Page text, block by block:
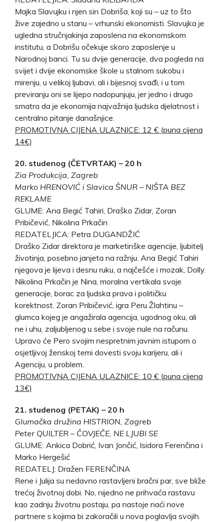
Majka Slavujku i njen sin Dobriša, koji su – uz to što
žive zajedno u stanu – vrhunski ekonomisti. Slavujka je
ugledna stručnjakinja zaposlena na ekonomskom
institutu, a Dobrišu očekuje skoro zaposlenje u
Narodnoj banci. Tu su dvije generacije, dva pogleda na
svijet i dvije ekonomske škole u stalnom sukobu i
mirenju, u velikoj ljubavi, ali i bijesnoj svađi, i u tom
previranju oni se lijepo nadopunjuju, jer jedno i drugo
smatra da je ekonomija najvažnija ljudska djelatnost i
centralno pitanje današnjice.
PROMOTIVNA CIJENA ULAZNICE: 12 € (puna cijena
14€)
20. studenog (ČETVRTAK) – 20 h
Zia Produkcija, Zagreb
Marko HRENOVIĆ i Slavica ŠNUR – NIŠTA BEZ
REKLAME
GLUME: Ana Begić Tahiri, Draško Zidar, Zoran
Pribičević, Nikolina Prkačin
REDATELJICA: Petra DUGANDŽIĆ
Draško Zidar direktora je marketinške agencije, ljubitelj
životinja, posebno janjeta na ražnju. Ana Begić Tahiri
njegova je lijeva i desnu ruku, a najčešće i mozak, Dolly.
Nikolina Prkačin je Nina, moralna vertikala svoje
generacije, borac za ljudska prava i političku
korektnost. Zoran Pribičević, igra Peru Žlahtinu –
glumca kojeg je angažirala agencija, ugodnog oku, ali
ne i uhu, zaljubljenog u sebe i svoje nule na računu.
Upravo će Pero svojim nespretnim javnim istupom o
osjetljivoj ženskoj temi dovesti svoju karijeru, ali i
Agenciju, u problem.
PROMOTIVNA CIJENA ULAZNICE: 10 € (puna cijena
13€)
21. studenog (PETAK) – 20 h
Glumačka družina HISTRION, Zagreb
Peter QUILTER – ČOVJEČE, NE LJUBI SE
GLUME: Ankica Dobrić, Ivan Jončić, Isidora Ferenčina i
Marko Hergešić
REDATELJ: Dražen FERENČINA
Rene i Julija su nedavno rastavljeni bračni par, sve bliže
trećoj životnoj dobi. No, nijedno ne prihvaća rastavu
kao zadnju životnu postaju, pa nastoje naći nove
partnere s kojima bi zakoračili u nova poglavlja svojih.